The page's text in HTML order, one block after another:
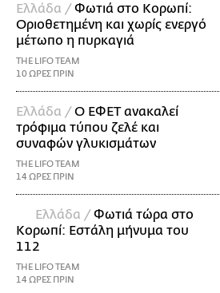
Ελλάδα /Φωτιά στο Κορωπί:
Οριοθετημένη και χωρίς ενεργό
μέτωπο η πυρκαγιά
THE LIFO TEAM
10 ΩΡΕΣ ΠΡΙΝ
Ελλάδα /Ο ΕΦΕΤ ανακαλεί
τρόφιμα τύπου ζελέ και
συναφών γλυκισμάτων
THE LIFO TEAM
14 ΩΡΕΣ ΠΡΙΝ
Ελλάδα /Φωτιά τώρα στο
Κορωπί: Εστάλη μήνυμα του
112
THE LIFO TEAM
14 ΩΡΕΣ ΠΡΙΝ